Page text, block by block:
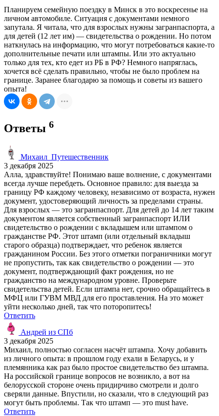
Планируем семейную поездку в Минск в это воскресенье на
личном автомобиле. Ситуация с документами немного
запутала. Я читала, что для взрослых нужны загранпаспорта, а
для детей (12 лет им) — свидетельства о рождении. Но потом
наткнулась на информацию, что могут потребоваться какие-то
дополнительные печати или штампы. Или это актуально
только для тех, кто едет из РБ в РФ? Немного напряглась,
хочется всё сделать правильно, чтобы не было проблем на
границе. Заранее благодарю за помощь и советы из вашего
опыта!
Ответы 6
Михаил_Путешественник
3 декабря 2025
Алла, здравствуйте! Понимаю ваше волнение, с документами
всегда лучше перебдеть. Основное правило: для выезда за
границу РФ каждому человеку, независимо от возраста, нужен
документ, удостоверяющий личность за пределами страны.
Для взрослых — это загранпаспорт. Для детей до 14 лет таким
документом является собственный загранпаспорт ИЛИ
свидетельство о рождении с вкладышем или штампом о
гражданстве РФ. Этот штамп (или отдельный вкладыш
старого образца) подтверждает, что ребенок является
гражданином России. Без этого отметки пограничники могут
не пропустить, так как свидетельство о рождении — это
документ, подтверждающий факт рождения, но не
гражданство на международном уровне. Проверьте
свидетельства детей. Если штампа нет, срочно обращайтесь в
МФЦ или ГУВМ МВД для его проставления. На это может
уйти несколько дней, так что поторопитесь!
Ответить
Андрей из СПб
3 декабря 2025
Михаил, полностью согласен насчёт штампа. Хочу добавить
из личного опыта: в прошлом году ехали в Беларусь, и у
племянника как раз было простое свидетельство без штампа.
На российской границе вопросов не возникло, а вот на
белорусской стороне очень придирчиво смотрели и долго
сверяли данные. Впустили, но сказали, что в следующий раз
могут быть проблемы. Так что штамп — это must have.
Ответить